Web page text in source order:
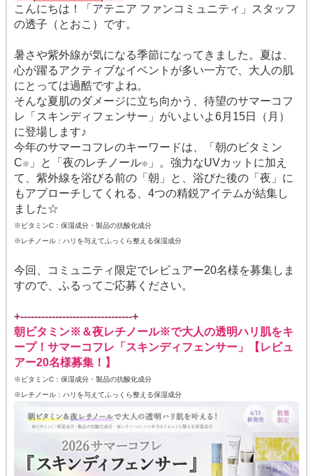
こんにちは！「アテニア ファンコミュニティ」スタッフ
の透子（とおこ）です。
暑さや紫外線が気になる季節になってきました。夏は、
心が躍るアクティブなイベントが多い一方で、大人の肌
にとっては過酷ですよね。
そんな夏肌のダメージに立ち向かう、待望のサマーコフ
レ「スキンディフェンサー」がいよいよ6月15日（月）
に登場します♪
今年のサマーコフレのキーワードは、「朝のビタミン
C※ 」と「夜のレチノール※
」。強力なUVカットに加え
て、紫外線を浴びる前の「朝」と、浴びた後の「夜」に
もアプローチしてくれる、4つの精鋭アイテムが結集し
ました☆
※ビタミンC：保湿成分・製品の抗酸化成分
※レチノール：ハリを与えてふっくら整える保湿成分
今回、コミュニティ限定でレビュアー20名様を募集しま
すので、ふるってご応募ください。
+--------------------------------+
朝ビタミン※ ＆夜レチノール※で大人の透明ハリ肌をキ
ープ！サマーコフレ「スキンディフェンサー」【レビュ
アー20名様募集！】
※ビタミンC：保湿成分・製品の抗酸化成分
※レチノール：ハリを与えてふっくら整える保湿成分